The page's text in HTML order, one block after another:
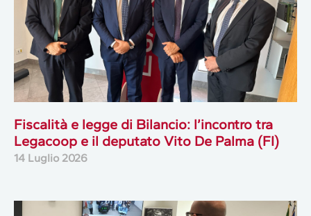
Fiscalità e legge di Bilancio: l’incontro tra
Legacoop e il deputato Vito De Palma (FI)
14 Luglio 2026